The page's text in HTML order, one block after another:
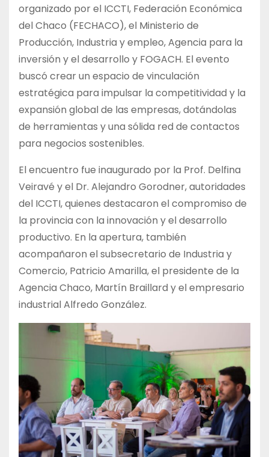
organizado por el ICCTI, Federación Económica
del Chaco (FECHACO), el Ministerio de
Producción, Industria y empleo, Agencia para la
inversión y el desarrollo y FOGACH. El evento
buscó crear un espacio de vinculación
estratégica para impulsar la competitividad y la
expansión global de las empresas, dotándolas
de herramientas y una sólida red de contactos
para negocios sostenibles.
El encuentro fue inaugurado por la Prof. Delfina
Veiravé y el Dr. Alejandro Gorodner, autoridades
del ICCTI, quienes destacaron el compromiso de
la provincia con la innovación y el desarrollo
productivo. En la apertura, también
acompañaron el subsecretario de Industria y
Comercio, Patricio Amarilla, el presidente de la
Agencia Chaco, Martín Braillard y el empresario
industrial Alfredo González.